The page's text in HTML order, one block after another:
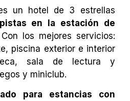
un hotel de 3 estrellas
en la estación de
Con los mejores servicios:
piscina exterior e interior
sala de lectura y
y miniclub.
para estancias con